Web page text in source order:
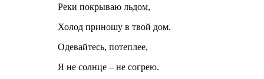
Реки покрываю льдом,
Холод приношу в твой дом.
Одевайтесь, потеплее,
Я не солнце – не согрею.